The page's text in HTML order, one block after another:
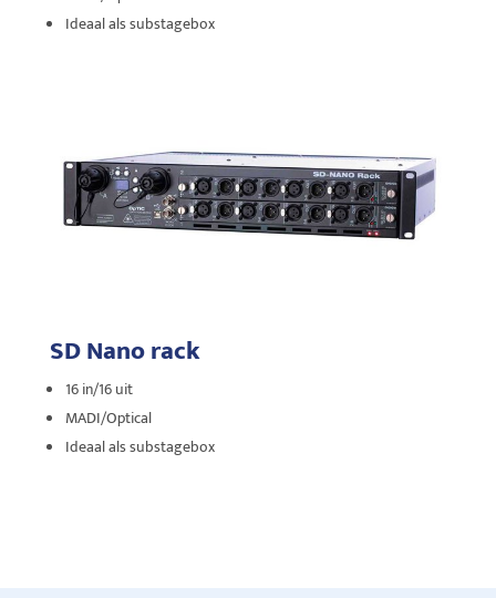
Ideaal als substagebox
SD Nano rack
16 in/16 uit
MADI/Optical
Ideaal als substagebox